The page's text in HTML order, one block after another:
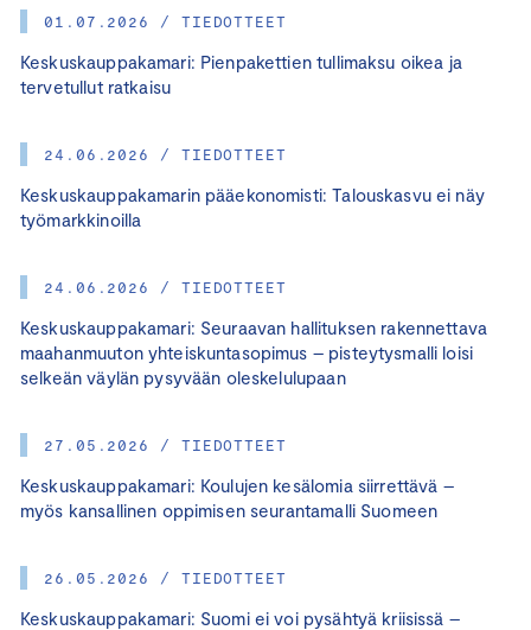
01.07.2026 / TIEDOTTEET
Keskuskauppakamari: Pienpakettien tullimaksu oikea ja
tervetullut ratkaisu
24.06.2026 / TIEDOTTEET
Keskuskauppakamarin pääekonomisti: Talouskasvu ei näy
työmarkkinoilla
24.06.2026 / TIEDOTTEET
Keskuskauppakamari: Seuraavan hallituksen rakennettava
maahanmuuton yhteiskuntasopimus – pisteytysmalli loisi
selkeän väylän pysyvään oleskelulupaan
27.05.2026 / TIEDOTTEET
Keskuskauppakamari: Koulujen kesälomia siirrettävä –
myös kansallinen oppimisen seurantamalli Suomeen
26.05.2026 / TIEDOTTEET
Keskuskauppakamari: Suomi ei voi pysähtyä kriisissä –